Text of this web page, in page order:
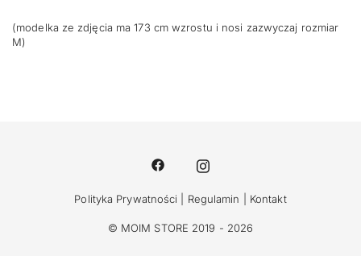
(modelka ze zdjęcia ma 173 cm wzrostu i nosi zazwyczaj rozmiar
M)
Polityka Prywatności Regulamin Kontakt
© MOIM STORE 2019 - 2026